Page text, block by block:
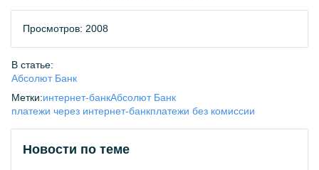
Просмотров: 2008
В статье:
Абсолют Банк
Метки:интернет-банкАбсолют Банк
платежи через интернет-банкплатежи без комиссии
Новости по теме